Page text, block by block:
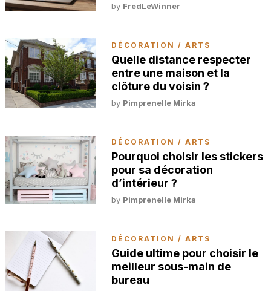
by FredLeWinner
DÉCORATION / ARTS
Quelle distance respecter
entre une maison et la
clôture du voisin ?
by Pimprenelle Mirka
DÉCORATION / ARTS
Pourquoi choisir les stickers
pour sa décoration
d’intérieur ?
by Pimprenelle Mirka
DÉCORATION / ARTS
Guide ultime pour choisir le
meilleur sous-main de
bureau